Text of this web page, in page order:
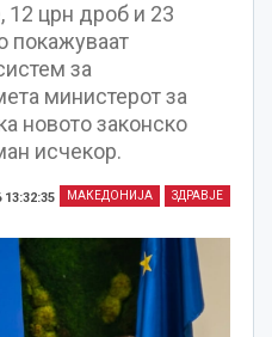
12 црн дроб и 23
покажуваат
за
министерот за
новото законско
исчекор.
МАКЕДОНИЈА ЗДРАВЈЕ
13:32:35